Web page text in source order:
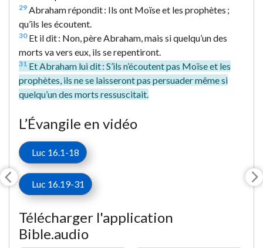
29 Abraham répondit : Ils ont Moïse et les prophètes ;
qu’ils les écoutent.
30Et il dit : Non, père Abraham, mais si quelqu’un des
morts va vers eux, ils se repentiront.
31 Et Abraham lui dit : S’ils n’écoutent pas Moïse et les
prophètes, ils ne se laisseront pas persuader même si
quelqu’un des morts ressuscitait.
L’Évangile en vidéo
Luc 16.1-18
Luc 16.19-31
Télécharger l'application
Bible.audio